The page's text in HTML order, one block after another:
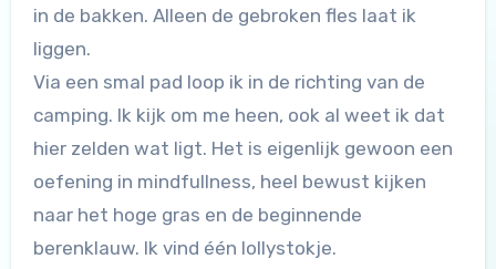
in de bakken. Alleen de gebroken fles laat ik
liggen.
Via een smal pad loop ik in de richting van de
camping. Ik kijk om me heen, ook al weet ik dat
hier zelden wat ligt. Het is eigenlijk gewoon een
oefening in mindfullness, heel bewust kijken
naar het hoge gras en de beginnende
berenklauw. Ik vind één lollystokje.